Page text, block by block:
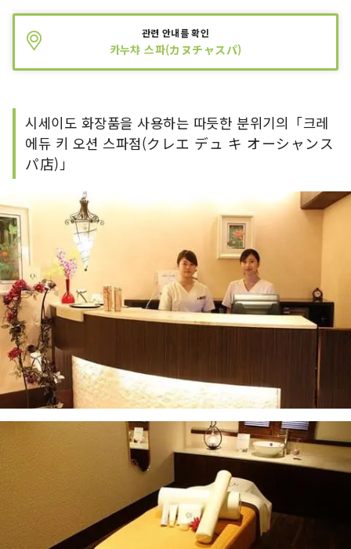
관련 안내를 확인
카누챠 스파(カヌチャスパ)
시세이도 화장품을 사용하는 따듯한 분위기의「크레
에듀 키 오션 스파점(クレエ デュ キ オーシャンス
パ店)」